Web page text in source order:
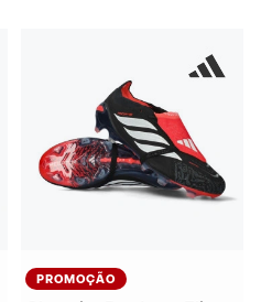
PROMOÇÃO